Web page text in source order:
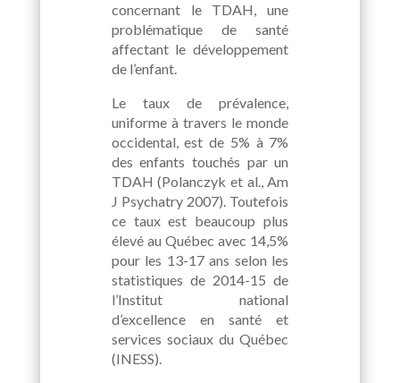
concernant le TDAH, une
problématique de santé
affectant le développement
de l’enfant.
Le taux de prévalence,
uniforme à travers le monde
occidental, est de 5% à 7%
des enfants touchés par un
TDAH (Polanczyk et al., Am
J Psychatry 2007). Toutefois
ce taux est beaucoup plus
élevé au Québec avec 14,5%
pour les 13-17 ans selon les
statistiques de 2014-15 de
l’Institut national
d’excellence en santé et
services sociaux du Québec
(INESS).